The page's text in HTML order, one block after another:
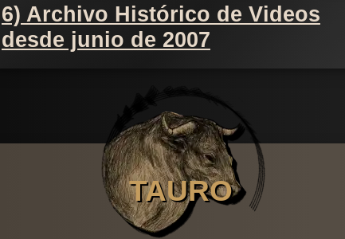
6) Archivo Histórico de Videos
desde junio de 2007
TAURO